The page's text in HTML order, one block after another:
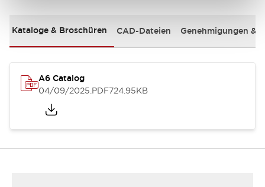
Kataloge & Broschüren CAD-Dateien Genehmigungen &
A6 Catalog
04/09/2025.PDF724.95KB